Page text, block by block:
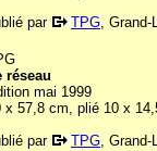
par
TPG, Grand-
réseau
mai 1999
x 57,8 cm, plié 10 x
par
TPG, Grand-